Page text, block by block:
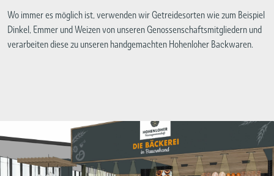
Wo immer es möglich ist, verwenden wir Getreidesorten wie zum Beispiel
Dinkel, Emmer und Weizen von unseren Genossenschaftsmitgliedern und
verarbeiten diese zu unseren handgemachten Hohenloher Backwaren.